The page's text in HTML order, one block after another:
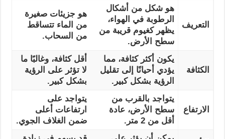
التعريف
هو شكل من أشكال
الرطوبة في الهواء،
يظهر كغيوم قريبة من
سطح الأرض.
هو جزيئات صغيرة
من الماء تتساقط
من السحاب.
الكثافة
يكون أكثر كثافة، مما
يؤدي أحيانًا إلى تقليل
الرؤية بشكل كبير.
أقل كثافة، وغالبًا ما
لا تؤثر على الرؤية
بشكل كبير.
الارتفاع
يتواجد بالقرب من
سطح الأرض، عادة
أقل من 2 متر.
يتواجد على
ارتفاعات أعلى
ضمن الغلاف الجوي.